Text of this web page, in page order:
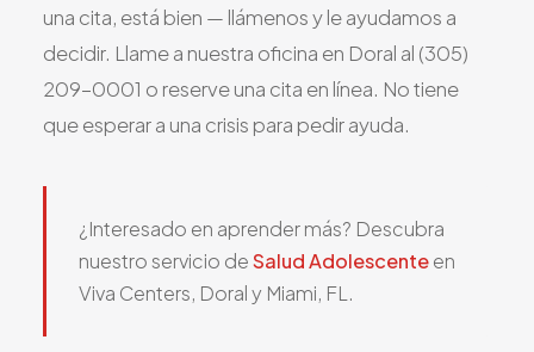
una cita, está bien — llámenos y le ayudamos a
decidir. Llame a nuestra oficina en Doral al (305)
209-0001 o reserve una cita en línea. No tiene
que esperar a una crisis para pedir ayuda.
¿Interesado en aprender más? Descubra
nuestro servicio deSalud Adolescenteen
Viva Centers, Doral y Miami, FL.